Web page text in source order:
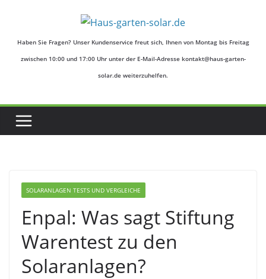
springen
Haben Sie Fragen? Unser Kundenservice freut sich, Ihnen von Montag bis Freitag
zwischen 10:00 und 17:00 Uhr unter der E-Mail-Adresse kontakt@haus-garten-
solar.de weiterzuhelfen.
SOLARANLAGEN TESTS UND VERGLEICHE
Enpal: Was sagt Stiftung
Warentest zu den
Solaranlagen?